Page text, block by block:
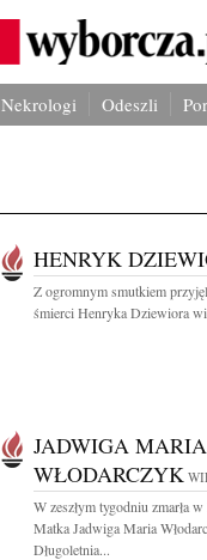
Nekrologi Odeszli
HENRYK
Z ogromnym smutkiem
śmierci Henryka Dziewiora
JADWIGA MARIA
WŁODARCZYK
W zeszłym tygodniu zmarła
Matka Jadwiga Maria
Długoletnia...